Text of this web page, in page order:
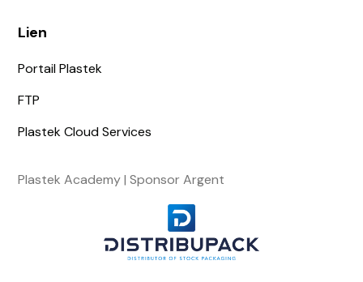
Lien
Portail Plastek
FTP
Plastek Cloud Services
Plastek Academy | Sponsor Argent